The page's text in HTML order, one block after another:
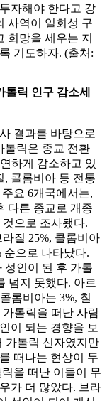
자해야 한다고 강
사역이 일회성 구
희망을 세우는 지
기도하자. (출처:
릭 인구 감소세
결과를 바탕으로
톨릭은 종교 전환
하게 감소하고 있
, 콜롬비아 등 전통
요 6개국에서는,
다른 종교로 개종
으로 조사됐다.
질 25%, 콜롬비아
순으로 나타났다.
성인이 된 후 가톨
넘지 못했다. 아르
롬비아는 3%, 칠
톨릭을 떠난 사람
이 되는 경향을 보
가톨릭 신자였지만
떠나는 현상이 두
을 떠난 이들이 무
가 더 많았다. 브라